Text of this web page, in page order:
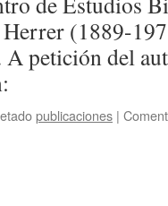
trienio
liberal»(1889-
petición del
publicaciones |